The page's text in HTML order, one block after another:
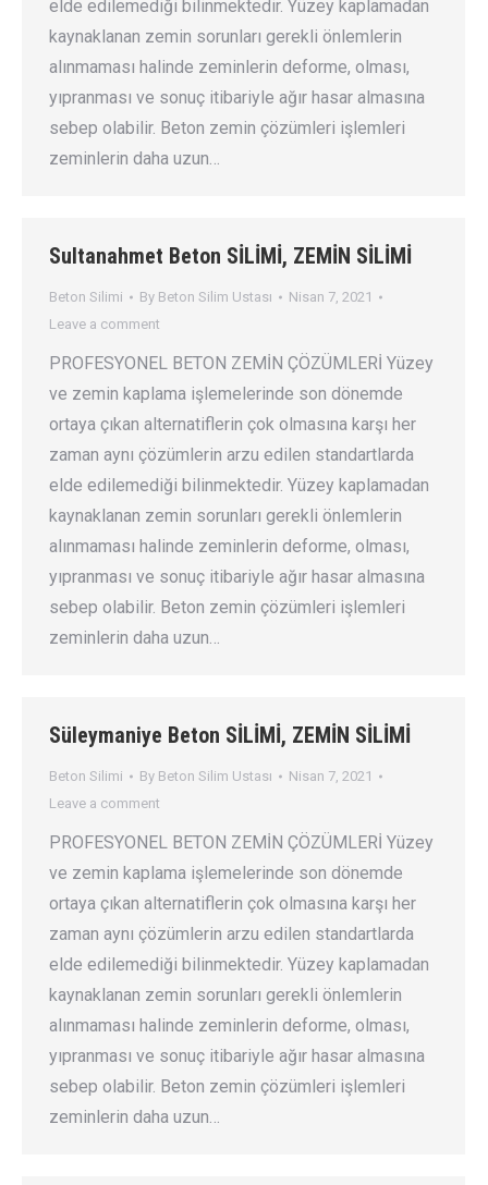
elde edilemediği bilinmektedir. Yüzey kaplamadan
kaynaklanan zemin sorunları gerekli önlemlerin
alınmaması halinde zeminlerin deforme, olması,
yıpranması ve sonuç itibariyle ağır hasar almasına
sebep olabilir. Beton zemin çözümleri işlemleri
zeminlerin daha uzun…
Sultanahmet Beton SİLİMİ, ZEMİN SİLİMİ
Beton Silimi By Beton Silim Ustası
Nisan 7, 2021
Leave a comment
PROFESYONEL BETON ZEMİN ÇÖZÜMLERİ Yüzey
ve zemin kaplama işlemelerinde son dönemde
ortaya çıkan alternatiflerin çok olmasına karşı her
zaman aynı çözümlerin arzu edilen standartlarda
elde edilemediği bilinmektedir. Yüzey kaplamadan
kaynaklanan zemin sorunları gerekli önlemlerin
alınmaması halinde zeminlerin deforme, olması,
yıpranması ve sonuç itibariyle ağır hasar almasına
sebep olabilir. Beton zemin çözümleri işlemleri
zeminlerin daha uzun…
Süleymaniye Beton SİLİMİ, ZEMİN SİLİMİ
Beton Silimi By Beton Silim Ustası
Nisan 7, 2021
Leave a comment
PROFESYONEL BETON ZEMİN ÇÖZÜMLERİ Yüzey
ve zemin kaplama işlemelerinde son dönemde
ortaya çıkan alternatiflerin çok olmasına karşı her
zaman aynı çözümlerin arzu edilen standartlarda
elde edilemediği bilinmektedir. Yüzey kaplamadan
kaynaklanan zemin sorunları gerekli önlemlerin
alınmaması halinde zeminlerin deforme, olması,
yıpranması ve sonuç itibariyle ağır hasar almasına
sebep olabilir. Beton zemin çözümleri işlemleri
zeminlerin daha uzun…